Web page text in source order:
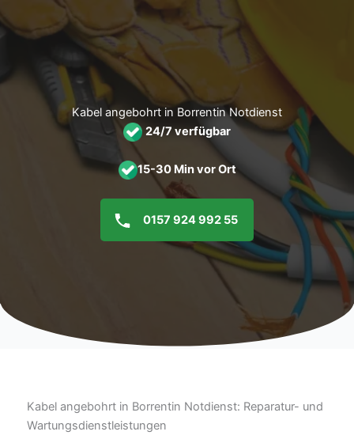
Inhalt
Kabel angebohrt in Borrentin Notdienst
24/7 verfügbar
15-30 Min vor Ort
0157 924 992 55
Kabel angebohrt in Borrentin Notdienst: Reparatur- und
Wartungsdienstleistungen